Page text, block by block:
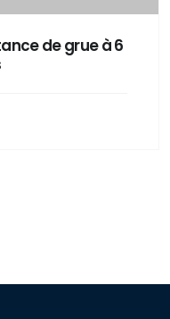
de grue à 6